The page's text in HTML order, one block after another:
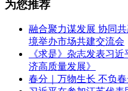
为您推荐
融合聚力谋发展 协同
境举办市场共建交流会
《求是》杂志发表习
济高质量发展》
春分｜万物生长 不负